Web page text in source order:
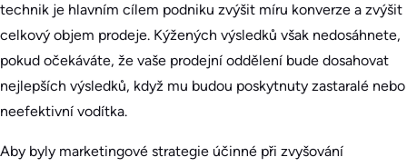
technik je hlavním cílem podniku zvýšit míru konverze a zvýšit
celkový objem prodeje. Kýžených výsledků však nedosáhnete,
pokud očekáváte, že vaše prodejní oddělení bude dosahovat
nejlepších výsledků, když mu budou poskytnuty zastaralé nebo
neefektivní vodítka.
Aby byly marketingové strategie účinné při zvyšování